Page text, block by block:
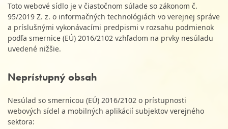
Toto webové sídlo je v čiastočnom súlade so zákonom č.
95/2019 Z. z. o informačných technológiách vo verejnej správe
a príslušnými vykonávacími predpismi v rozsahu podmienok
podľa smernice (EÚ) 2016/2102 vzhľadom na prvky nesúladu
uvedené nižšie.
Neprístupný obsah
Nesúlad so smernicou (EÚ) 2016/2102 o prístupnosti
webových sídel a mobilných aplikácií subjektov verejného
sektora: